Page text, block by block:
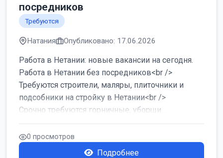
посредников
Требуются
Натания Опубликовано: 17.06.2026
Работа в Нетании: новые вакансии на сегодня.
Работа в Нетании без посредников<br />
Требуются строители, маляры, плиточники и
подсобники на стройку в Нетании<br />
Срочно требуются горничные, уборщи...
0 просмотров
Подробнее